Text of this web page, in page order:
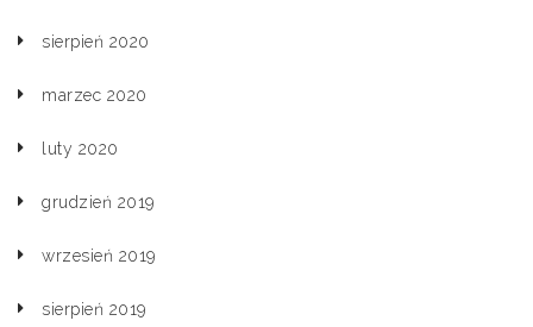
sierpień 2020
marzec 2020
luty 2020
grudzień 2019
wrzesień 2019
sierpień 2019